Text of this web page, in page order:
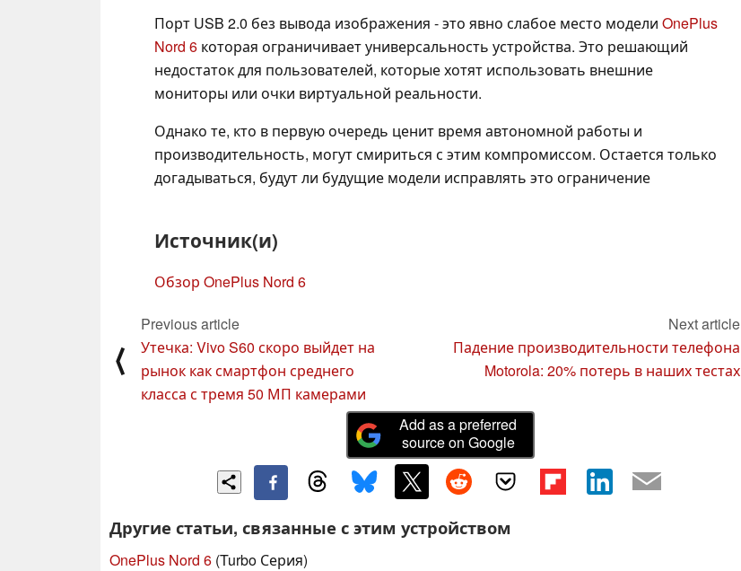
Порт USB 2.0 без вывода изображения - это явно слабое место модели OnePlus
Nord 6 которая ограничивает универсальность устройства. Это решающий
недостаток для пользователей, которые хотят использовать внешние
мониторы или очки виртуальной реальности.
Однако те, кто в первую очередь ценит время автономной работы и
производительность, могут смириться с этим компромиссом. Остается только
догадываться, будут ли будущие модели исправлять это ограничение
Источник(и)
Обзор OnePlus Nord 6
⟨
Previous article
Утечка: Vivo S60 скоро выйдет на
рынок как смартфон среднего
класса с тремя 50 МП камерами
Next article
Падение производительности телефона
Motorola: 20% потерь в наших тестах
Add as a preferred
source on Google
Другие статьи, связанные с этим устройством
OnePlus Nord 6 (Turbo Серия)